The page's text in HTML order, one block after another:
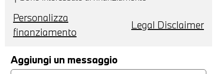
Personalizza
finanziamento
Legal Disclaimer
Aggiungi un messaggio